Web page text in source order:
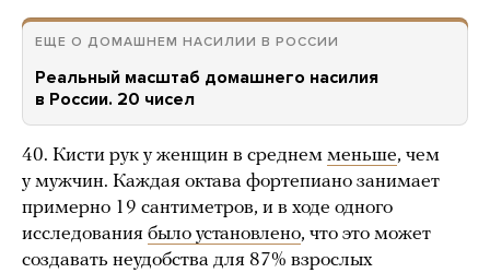
ЕЩЕ О ДОМАШНЕМ НАСИЛИИ В РОССИИ
Реальный масштаб домашнего насилия
в России. 20 чисел
40. Кисти рук у женщин в среднем меньше, чем
у мужчин. Каждая октава фортепиано занимает
примерно 19 сантиметров, и в ходе одного
исследования было установлено, что это может
создавать неудобства для 87% взрослых